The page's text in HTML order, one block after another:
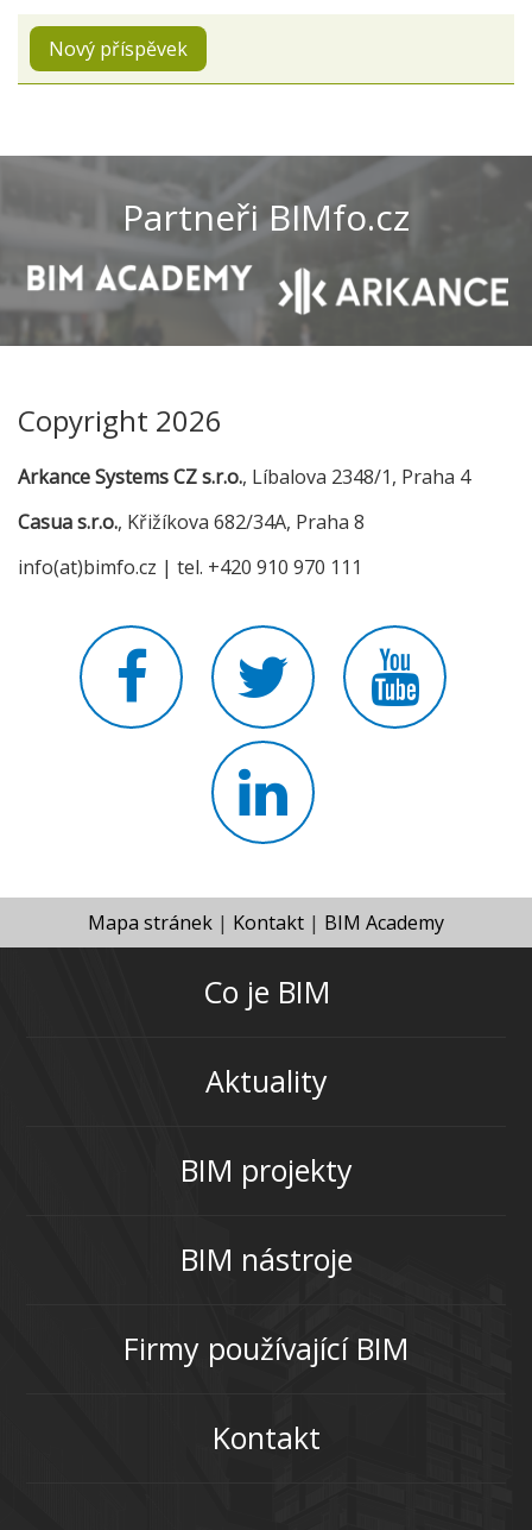
Nový příspěvek
Partneři BIMfo.cz
Copyright 2026
Arkance Systems CZ s.r.o., Líbalova 2348/1, Praha 4
Casua s.r.o., Křižíkova 682/34A, Praha 8
info(at)bimfo.cz | tel. +420 910 970 111
Mapa stránek | Kontakt | BIM Academy
Co je BIM
Aktuality
BIM projekty
BIM nástroje
Firmy používající BIM
Kontakt